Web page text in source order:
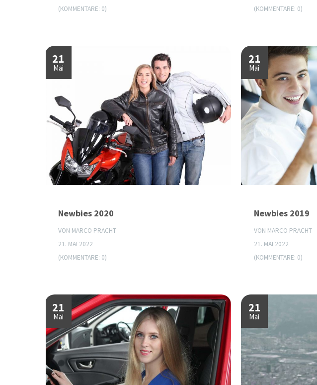
(KOMMENTARE: 0)
(KOMMENTARE: 0)
21
Mai
Newbies 2020
VON MARCO PRACHT
21. MAI 2022
(KOMMENTARE: 0)
21
Mai
Newbies 2019
VON MARCO PRACHT
21. MAI 2022
(KOMMENTARE: 0)
21
Mai
21
Mai